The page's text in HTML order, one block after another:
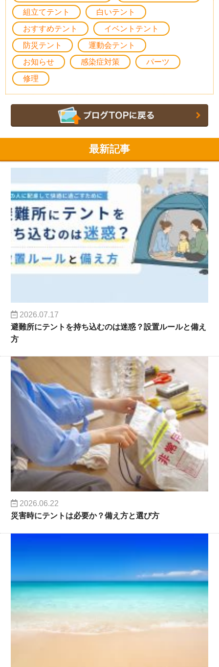
組立てテント
白いテント
おすすめテント
イベントテント
防災テント
運動会テント
お知らせ
感染症対策
パーツ
修理
最新記事
2026.07.17
避難所にテントを持ち込むのは迷惑？設置ルールと備え
方
2026.06.22
災害時にテントは必要か？備え方と選び方